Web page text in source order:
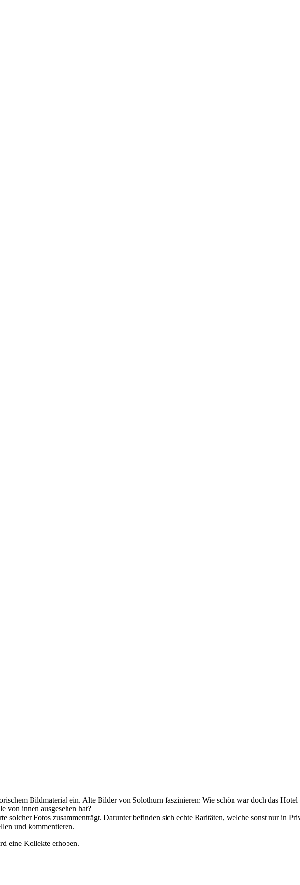
Bildmaterial ein. Alte Bilder von Solothurn faszinieren: Wie schön war doch das
von innen ausgesehen hat?
Fotos zusammenträgt. Darunter befinden sich echte Raritäten, welche sonst nur in
und kommentieren.
eine Kollekte erhoben.